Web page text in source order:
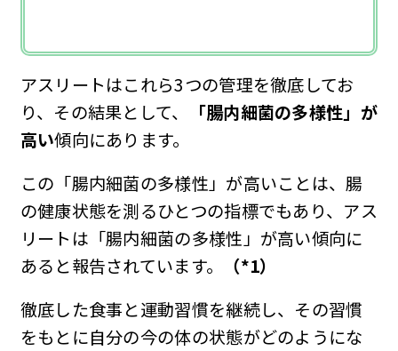
アスリートはこれら3つの管理を徹底してお
り、その結果として、
「腸内細菌の多様性」が
高い傾向にあります。
この「腸内細菌の多様性」が高いことは、腸
の健康状態を測るひとつの指標でもあり、アス
リートは「腸内細菌の多様性」が高い傾向に
あると報告されています。
（*1）
徹底した食事と運動習慣を継続し、その習慣
をもとに自分の今の体の状態がどのようにな